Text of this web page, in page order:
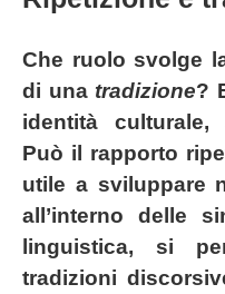
Che ruolo svolge
di una tradizione?
identità culturale,
Può il rapporto
utile a sviluppare
all’interno delle
linguistica, si
tradizioni